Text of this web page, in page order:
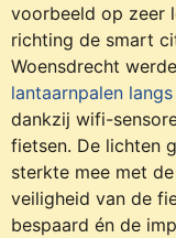
voorbeeld op zeer
richting de smart
Woensdrecht
lantaarnpalen
dankzij wifi-
fietsen. De lichten
sterkte mee met
veiligheid van de
bespaard én de